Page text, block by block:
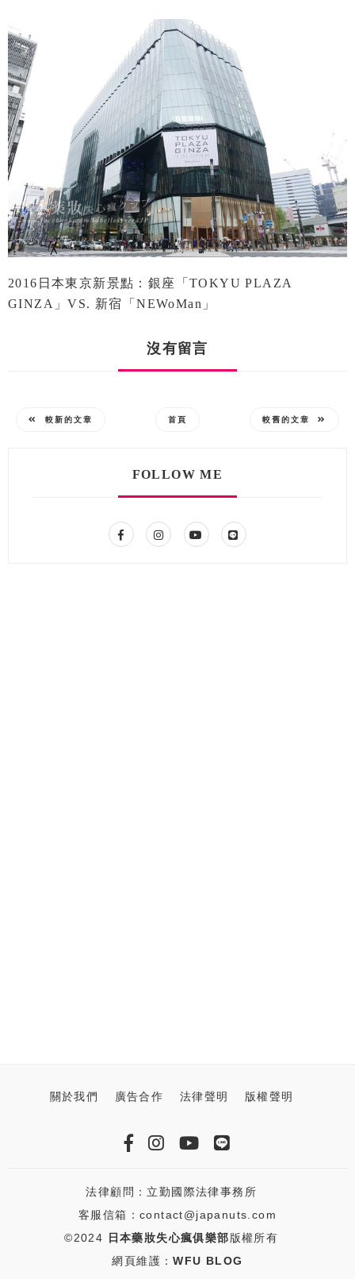
2016日本東京新景點：銀座「TOKYU PLAZA
GINZA」VS. 新宿「NEWoMan」
沒有留言
較新的文章 首頁 較舊的文章
FOLLOW ME
關於我們 廣告合作 法律聲明 版權聲明
法律顧問：立勤國際法律事務所
客服信箱：contact@japanuts.com
©2024 日本藥妝失心瘋俱樂部版權所有
網頁維護：WFU BLOG